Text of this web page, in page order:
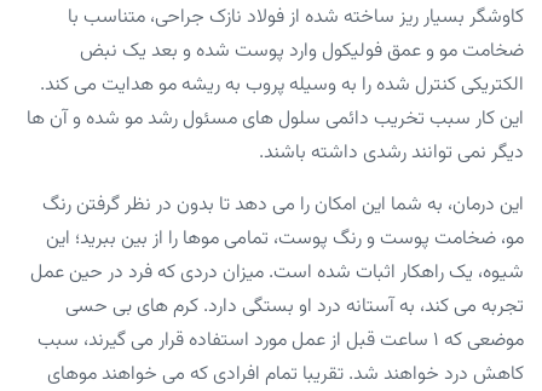
کاوشگر بسیار ریز ساخته شده از فولاد نازک جراحی، متناسب با
ضخامت مو و عمق فولیکول وارد پوست شده و بعد یک نبض
الکتریکی کنترل شده را به وسیله پروب به ریشه مو هدایت می کند.
این کار سبب تخریب دائمی سلول های مسئول رشد مو شده و آن ها
دیگر نمی توانند رشدی داشته باشند.
این درمان، به شما این امکان را می دهد تا بدون در نظر گرفتن رنگ
مو، ضخامت پوست و رنگ پوست، تمامی موها را از بین ببرید؛ این
شیوه، یک راهکار اثبات شده است. میزان دردی که فرد در حین عمل
تجربه می کند، به آستانه درد او بستگی دارد. کرم های بی حسی
موضعی که ۱ ساعت قبل از عمل مورد استفاده قرار می گیرند، سبب
کاهش درد خواهند شد. تقریبا تمام افرادی که می خواهند موهای